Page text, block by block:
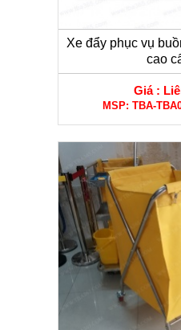
Xe đẩy phục vụ
cao
Giá :
MSP: TBA-